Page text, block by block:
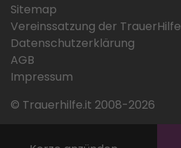
Sitemap
Vereinssatzung der TrauerHilfe
Datenschutzerklärung
AGB
Impressum
© Trauerhilfe.it 2008-2026